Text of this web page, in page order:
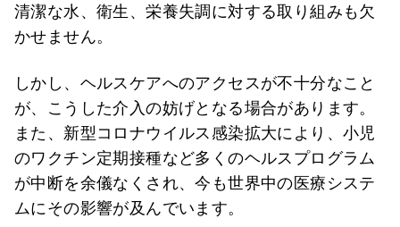
清潔な水、衛生、栄養失調に対する取り組みも欠
かせません。
しかし、ヘルスケアへのアクセスが不十分なこと
が、こうした介入の妨げとなる場合があります。
また、新型コロナウイルス感染拡大により、小児
のワクチン定期接種など多くのヘルスプログラム
が中断を余儀なくされ、今も世界中の医療システ
ムにその影響が及んでいます。